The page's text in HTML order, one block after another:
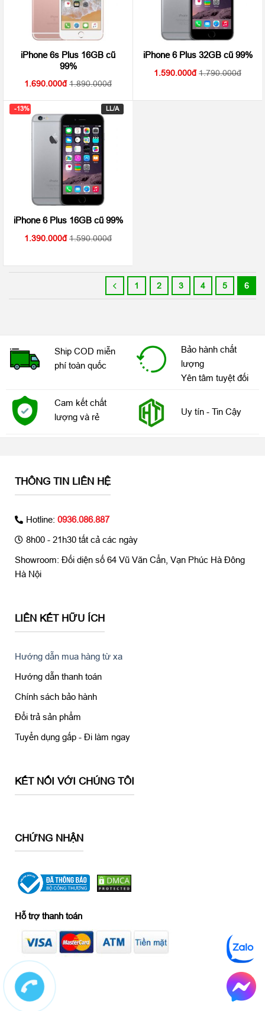
iPhone 6s Plus 16GB cũ
99%
1.690.000 1.890.000
iPhone 6 Plus 32GB cũ 99%
1.590.000 1.790.000
-13%
iPhone 6 Plus 16GB cũ 99%
LL/A
1.390.000 1.590.000
1 2 3 4 5 6
Ship COD miễn
phí toàn quốc
Bảo hành chất
lượng
Yên tâm tuyệt đối
Cam kết chất
lượng và rẻ
Uy tín - Tin Cậy
THÔNG TIN LIÊN HỆ
Hotline: 0936.086.887
8h00 - 21h30 tất cả các ngày
Showroom: Đối diện số 64 Vũ Văn Cẩn, Vạn Phúc Hà Đông
Hà Nội
LIÊN KẾT HỮU ÍCH
Hướng dẫn mua hàng từ xa
Hướng dẫn thanh toán
Chính sách bảo hành
Đổi trả sản phẩm
Tuyển dụng gấp - Đi làm ngay
KẾT NỐI VỚI CHÚNG TÔI
CHỨNG NHẬN
Hỗ trợ thanh toán